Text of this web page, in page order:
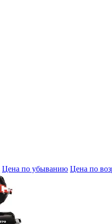
Цена по убыванию Цена по